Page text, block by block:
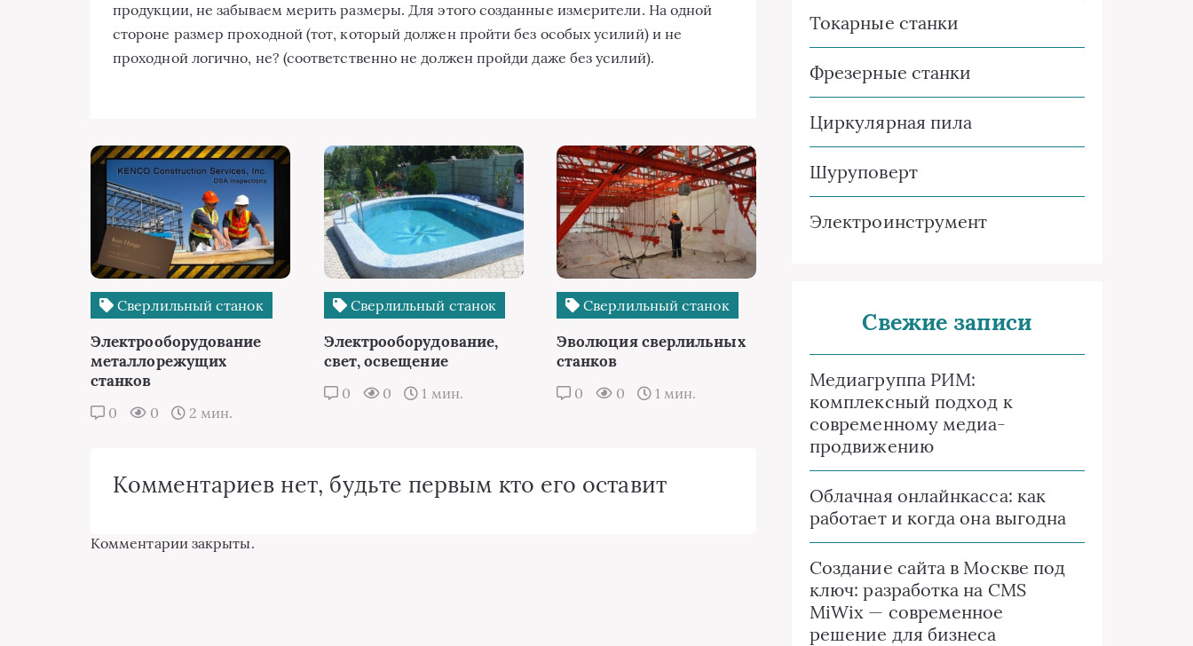
продукции, не забываем мерить размеры. Для этого созданные измерители. На одной
стороне размер проходной (тот, который должен пройти без особых усилий) и не
проходной логично, не? (соответственно не должен пройди даже без усилий).
Сверлильный станок
Электрооборудование
металлорежущих
станков
0 0 2 мин.
Сверлильный станок
Электрооборудование,
свет, освещение
0 0 1 мин.
Сверлильный станок
Эволюция сверлильных
станков
0 0 1 мин.
Комментариев нет, будьте первым кто его оставит
Комментарии закрыты.
Токарные станки
Фрезерные станки
Циркулярная пила
Шуруповерт
Электроинструмент
Свежие записи
Медиагруппа РИМ:
комплексный подход к
современному медиа-
продвижению
Облачная онлайнкасса: как
работает и когда она выгодна
Создание сайта в Москве под
ключ: разработка на CMS
MiWix — современное
решение для бизнеса